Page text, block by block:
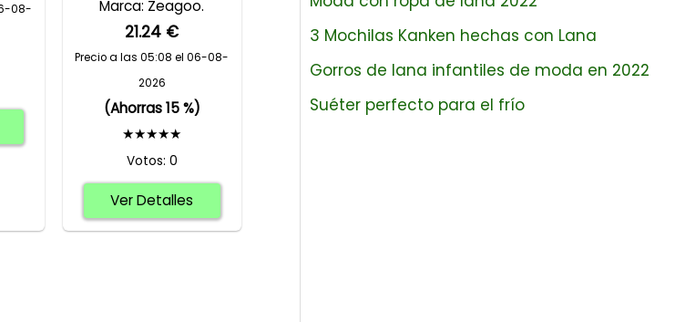
08-
Marca: Zeagoo.
21.24 €
Precio a las 05:08 el 06-08-
2026
(Ahorras 15 %)
★★★★★
Votos: 0
Ver Detalles
3 Mochilas Kanken hechas con Lana
Gorros de lana infantiles de moda en 2022
Suéter perfecto para el frío